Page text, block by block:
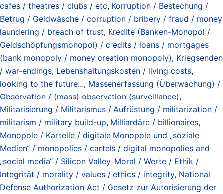
cafes / theatres / clubs / etc, Korruption / Bestechung /
Betrug / Geldwäsche / corruption / bribery / fraud / money
laundering / breach of trust, Kredite (Banken-Monopol /
Geldschöpfungsmonopol) / credits / loans / mortgages
(bank monopoly / money creation monopoly), Kriegsenden
/ war-endings, Lebenshaltungskosten / living costs,
looking to the future..., Massenerfassung (Überwachung) /
Observation / (mass) observation (surveillance),
Militarisierung / Militarismus / Aufrüstung / militarization /
militarism / military build-up, Milliardäre / billionaires,
Monopole / Kartelle / digitale Monopole und „soziale
Medien“ / monopolies / cartels / digital monopolies and
„social media“ / Silicon Valley, Moral / Werte / Ethik /
Integrität / morality / values / ethics / integrity, National
Defense Authorization Act / Gesetz zur Autorisierung der